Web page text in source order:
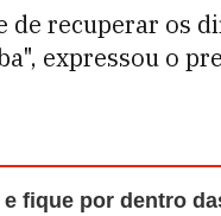
de recuperar os
expressou o
e fique por dentro